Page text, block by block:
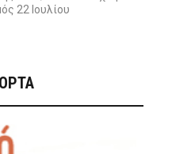
22 Ιουλίου